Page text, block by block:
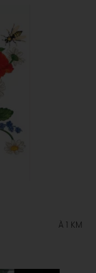
À 1 KM